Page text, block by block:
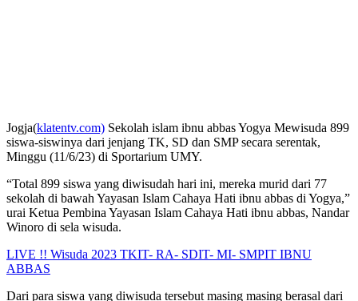
Jogja(klatentv.com) Sekolah islam ibnu abbas Yogya Mewisuda 899
siswa-siswinya dari jenjang TK, SD dan SMP secara serentak,
Minggu (11/6/23) di Sportarium UMY.
“Total 899 siswa yang diwisudah hari ini, mereka murid dari 77
sekolah di bawah Yayasan Islam Cahaya Hati ibnu abbas di Yogya,”
urai Ketua Pembina Yayasan Islam Cahaya Hati ibnu abbas, Nandar
Winoro di sela wisuda.
LIVE !! Wisuda 2023 TKIT- RA- SDIT- MI- SMPIT IBNU
ABBAS
Dari para siswa yang diwisuda tersebut masing masing berasal dari